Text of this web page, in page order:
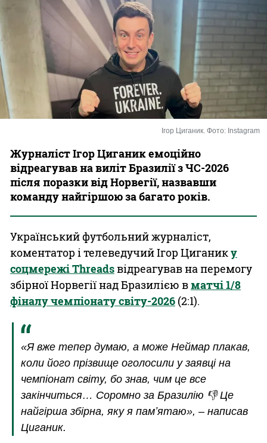
Різне
Букмекери
Казино
Ігор Циганик. Фото: Instagram
Журналіст Ігор Циганик емоційно
відреагував на виліт Бразилії з ЧС-2026
після поразки від Норвегії, назвавши
команду найгіршою за багато років.
Український футбольний журналіст,
коментатор і телеведучий Ігор Циганику
соцмережі Threadsвідреагував на перемогу
збірної Норвегії над Бразилією вматчі 1/8
фіналу чемпіонату світу-2026 (2:1).
«Я вже тепер думаю, а може Неймар плакав,
коли його прізвище оголосили у заявці на
чемпіонат світу, бо знав, чим це все
закінчиться… Соромно за Бразилію 👎 Це
найгірша збірна, яку я памʼятаю», – написав
Циганик.